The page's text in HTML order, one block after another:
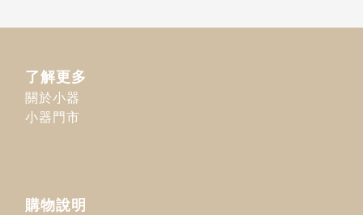
了解更多
關於小器
小器門市
購物說明